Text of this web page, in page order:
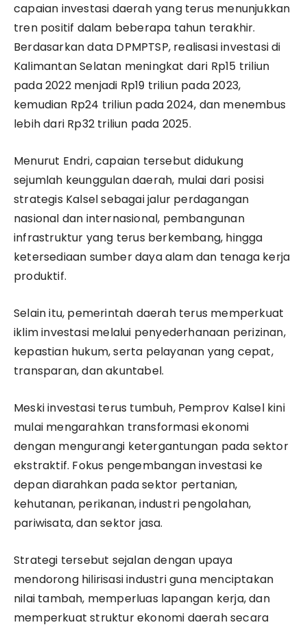
capaian investasi daerah yang terus menunjukkan
tren positif dalam beberapa tahun terakhir.
Berdasarkan data DPMPTSP, realisasi investasi di
Kalimantan Selatan meningkat dari Rp15 triliun
pada 2022 menjadi Rp19 triliun pada 2023,
kemudian Rp24 triliun pada 2024, dan menembus
lebih dari Rp32 triliun pada 2025.
Menurut Endri, capaian tersebut didukung
sejumlah keunggulan daerah, mulai dari posisi
strategis Kalsel sebagai jalur perdagangan
nasional dan internasional, pembangunan
infrastruktur yang terus berkembang, hingga
ketersediaan sumber daya alam dan tenaga kerja
produktif.
Selain itu, pemerintah daerah terus memperkuat
iklim investasi melalui penyederhanaan perizinan,
kepastian hukum, serta pelayanan yang cepat,
transparan, dan akuntabel.
Meski investasi terus tumbuh, Pemprov Kalsel kini
mulai mengarahkan transformasi ekonomi
dengan mengurangi ketergantungan pada sektor
ekstraktif. Fokus pengembangan investasi ke
depan diarahkan pada sektor pertanian,
kehutanan, perikanan, industri pengolahan,
pariwisata, dan sektor jasa.
Strategi tersebut sejalan dengan upaya
mendorong hilirisasi industri guna menciptakan
nilai tambah, memperluas lapangan kerja, dan
memperkuat struktur ekonomi daerah secara